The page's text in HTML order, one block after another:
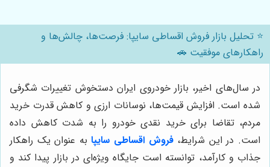
⭐️ تحلیل بازار فروش اقساطی سایپا: فرصت‌ها، چالش‌ها و
راهکارهای موفقیت 🚗
در سال‌های اخیر، بازار خودروی ایران دستخوش تغییرات شگرفی
شده است. افزایش قیمت‌ها، نوسانات ارزی و کاهش قدرت خرید
مردم، تقاضا برای خرید نقدی خودرو را به شدت کاهش داده
است. در این شرایط،فروش اقساطی سایپابه عنوان یک راهکار
جذاب و کارآمد، توانسته است جایگاه ویژه‌ای در بازار پیدا کند و